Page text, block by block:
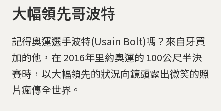
大幅領先哥波特
記得奧運選手波特(Usain Bolt)嗎？來自牙買
加的他，在 2016年里約奧運的 100公尺半決
賽時，以大幅領先的狀況向鏡頭露出微笑的照
片瘋傳全世界。